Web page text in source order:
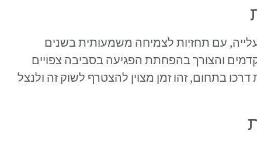
עם תחזיות לצמיחה משמעותית בשנים
והצורך בהפחתת הפגיעה בסביבה צפויים
בתחום, זהו זמן מצוין להצטרף לשוק זה ולנצל